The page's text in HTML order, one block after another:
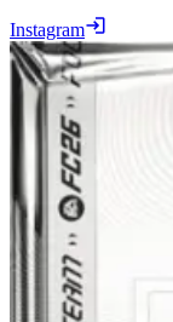
Instagram